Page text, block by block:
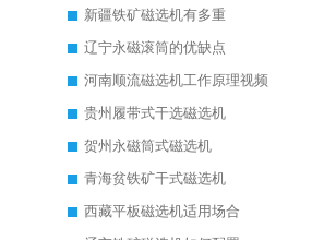
新疆铁矿磁选机有多重
辽宁永磁滚筒的优缺点
河南顺流磁选机工作原理视频
贵州履带式干选磁选机
贺州永磁筒式磁选机
青海贫铁矿干式磁选机
西藏平板磁选机适用场合